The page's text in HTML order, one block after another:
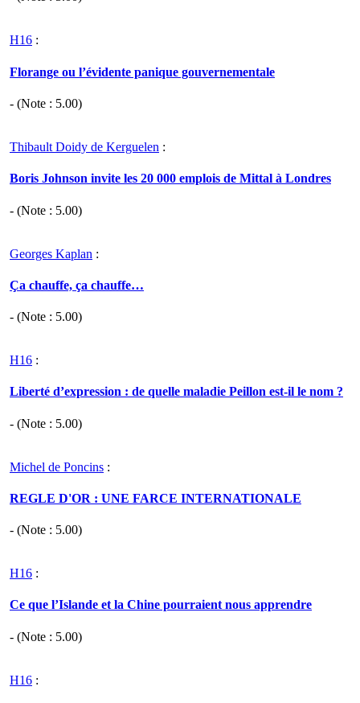
H16 :
Florange ou l’évidente panique gouvernementale
- (Note : 5.00)
Thibault Doidy de Kerguelen :
Boris Johnson invite les 20 000 emplois de Mittal à Londres
- (Note : 5.00)
Georges Kaplan :
Ça chauffe, ça chauffe…
- (Note : 5.00)
H16 :
Liberté d’expression : de quelle maladie Peillon est-il le nom ?
- (Note : 5.00)
Michel de Poncins :
REGLE D'OR : UNE FARCE INTERNATIONALE
- (Note : 5.00)
H16 :
Ce que l’Islande et la Chine pourraient nous apprendre
- (Note : 5.00)
H16 :